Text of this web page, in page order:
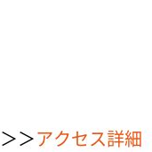
＞＞アクセス詳細